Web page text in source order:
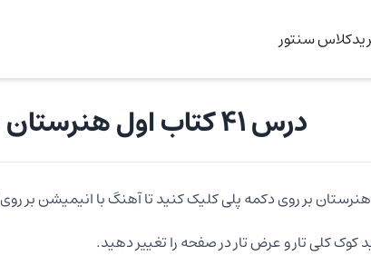
کلاس سنتور
درس ۴۱ کتاب اول هنرستان
بر روی دکمه پلی کلیک کنید تا آهنگ با انیمیشن بر روی
کوک کلیتارو عرضتاردر صفحه را تغییر دهید.